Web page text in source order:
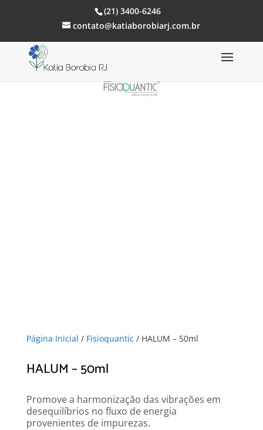
(21) 3400-6246
contato@katiaborobiarj.com.br
Página Inicial / Fisioquantic / HALUM – 50ml
HALUM – 50ml
Promove a harmonização das vibrações em
desequilíbrios no fluxo de energia
provenientes de impurezas.